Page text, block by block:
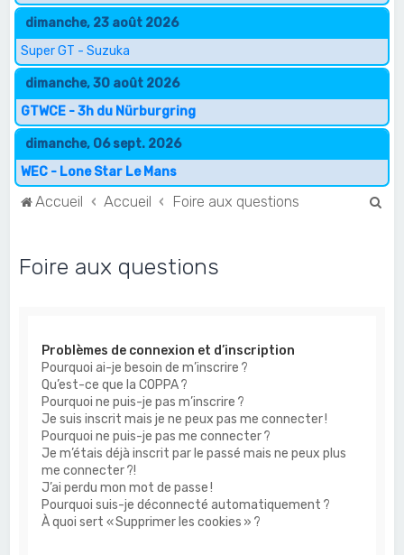
dimanche, 23 août 2026
Super GT - Suzuka
dimanche, 30 août 2026
GTWCE - 3h du Nürburgring
dimanche, 06 sept. 2026
WEC - Lone Star Le Mans
Accueil Accueil Foire aux questions
Foire aux questions
Problèmes de connexion et d’inscription
Pourquoi ai-je besoin de m’inscrire ?
Qu’est-ce que la COPPA ?
Pourquoi ne puis-je pas m’inscrire ?
Je suis inscrit mais je ne peux pas me connecter !
Pourquoi ne puis-je pas me connecter ?
Je m’étais déjà inscrit par le passé mais ne peux plus
me connecter ?!
J’ai perdu mon mot de passe !
Pourquoi suis-je déconnecté automatiquement ?
À quoi sert « Supprimer les cookies » ?